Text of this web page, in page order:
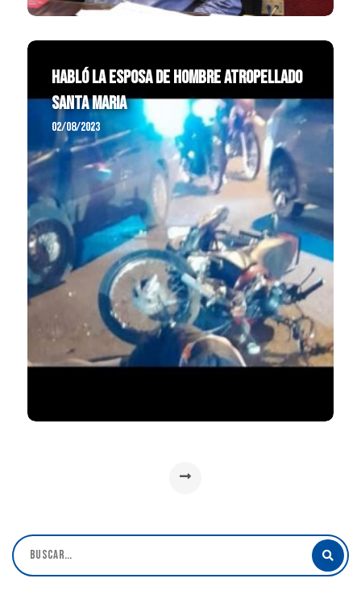
HABLÓ LA ESPOSA DE HOMBRE ATROPELLADO
SANTA MARIA
02/08/2023